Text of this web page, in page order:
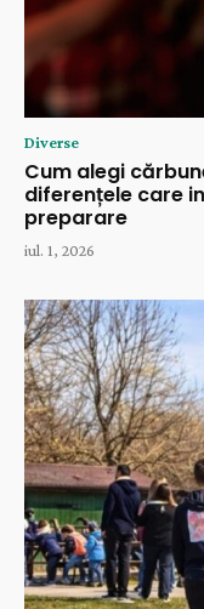
Diverse
Cum alegi
diferențele care
preparare
iul. 1, 2026